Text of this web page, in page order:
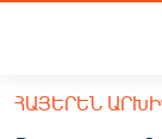
հիմնական
ՀԱՅԵՐԵՆ